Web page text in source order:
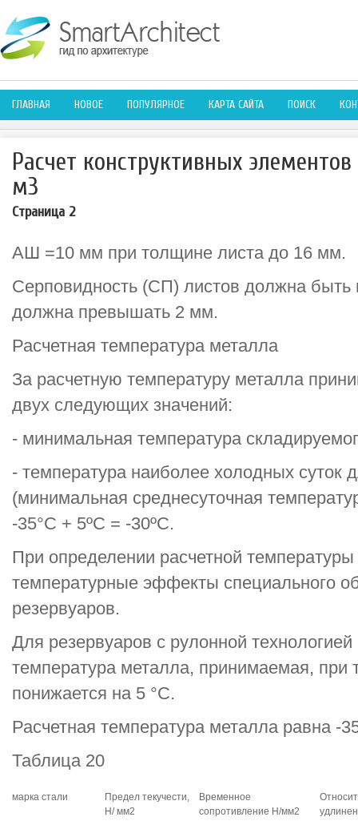
ГЛАВНАЯ НОВОЕ ПОПУЛЯРНОЕ КАРТА САЙТА ПОИСК
Расчет конструктивных
м3
Страница 2
АШ =10 мм при толщине листа до 16 мм.
Серповидность (СП) листов должна
должна превышать 2 мм.
Расчетная температура металла
За расчетную температуру металла
двух следующих значений:
- минимальная температура
- температура наиболее холодных суток
(минимальная среднесуточная
-35°С + 5ºС = -30ºС.
При определении расчетной
температурные эффекты специального
резервуаров.
Для резервуаров с рулонной технологией
температура металла, принимаемая,
понижается на 5 °С.
Расчетная температура металла равна -
Таблица 20
марка стали
Предел текучести,
Н/ мм2
Временное
cопротивление Н/мм2